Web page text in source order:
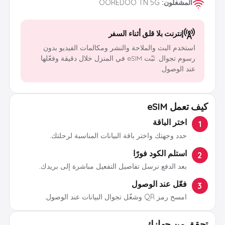
المشغلون:
OOREDOO TN 5G
إنترنت بلا قلق أثناء السفر
استخدم البث والملاحة والنشر ومكالمات الفيديو بدون
رسوم تجوال. ثبّت eSIM في المنزل خلال دقيقة وفعّلها
عند الوصول.
كيف تعمل eSIM
1 اختر الباقة
حدد وجهتك واختر باقة البيانات المناسبة لرحلتك.
2 استلم الكود فورًا
بعد الدفع نرسل تفاصيل التفعيل مباشرة إلى بريدك.
3 فعّل عند الوصول
امسح رمز QR وشغّل تجوال البيانات عند الوصول.